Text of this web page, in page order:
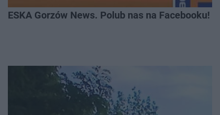
ESKA Gorzów News. Polub nas na Facebooku!